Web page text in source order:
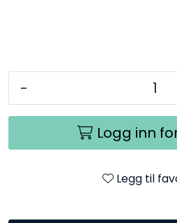
-
Logg inn
Legg til